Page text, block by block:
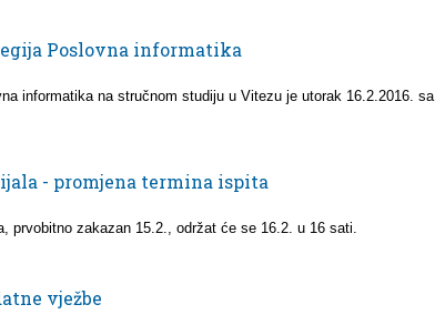
Poslovna informatika
informatika na stručnom studiju u Vitezu je utorak 16.2.2016. sa
- promjena termina ispita
prvobitno zakazan 15.2., održat će se 16.2. u 16 sati.
vježbe